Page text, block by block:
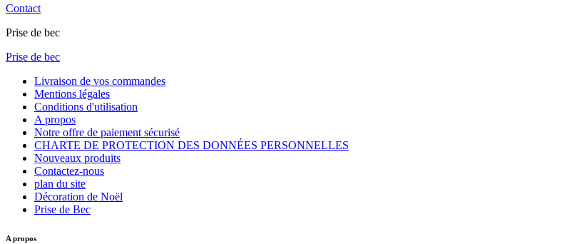
Contact
Prise de bec
Prise de bec
Livraison de vos commandes
Mentions légales
Conditions d'utilisation
A propos
Notre offre de paiement sécurisé
CHARTE DE PROTECTION DES DONNÉES PERSONNELLES
Nouveaux produits
Contactez-nous
plan du site
Décoration de Noël
Prise de Bec
A propos